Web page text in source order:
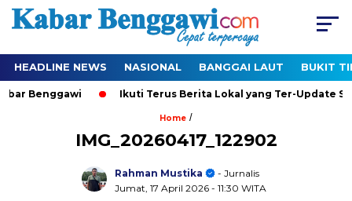
HEADLINE NEWS NASIONAL BANGGAI LAUT BUKIT
Benggawi Ikuti Terus Berita Lokal yang Ter-Update
Home /
IMG_20260417_122902
Rahman Mustika
- Jurnalis
Jumat, 17 April 2026 - 11:30 WITA